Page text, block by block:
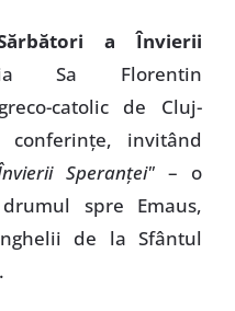
a Învierii
Sa Florentin
catolic de Cluj-
invitând
Speranţei"– o
spre Emaus,
de la Sfântul